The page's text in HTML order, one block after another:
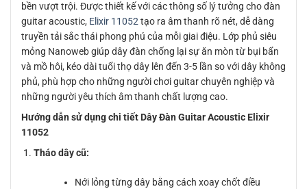
bền vượt trội. Được thiết kế với các thông số lý tưởng cho đàn
guitar acoustic, Elixir 11052 tạo ra âm thanh rõ nét, dễ dàng
truyền tải sắc thái phong phú của mỗi giai điệu. Lớp phủ siêu
mỏng Nanoweb giúp dây đàn chống lại sự ăn mòn từ bụi bẩn
và mồ hôi, kéo dài tuổi thọ dây lên đến 3-5 lần so với dây không
phủ, phù hợp cho những người chơi guitar chuyên nghiệp và
những người yêu thích âm thanh chất lượng cao.
Hướng dẫn sử dụng chi tiết Dây Đàn Guitar Acoustic Elixir
11052
Tháo dây cũ:
Nới lỏng từng dây bằng cách xoay chốt điều